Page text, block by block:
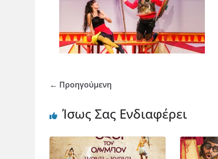
← Προηγούμενη
Ίσως Σας Ενδιαφέρει